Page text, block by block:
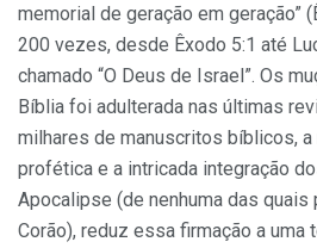
memorial de geração em geração”
200 vezes, desde Êxodo 5:1 até
chamado “O Deus de Israel”. Os
Bíblia foi adulterada nas últimas
milhares de manuscritos bíblicos,
profética e a intricada integração
Apocalipse (de nenhuma das quais
Corão), reduz essa firmação a uma